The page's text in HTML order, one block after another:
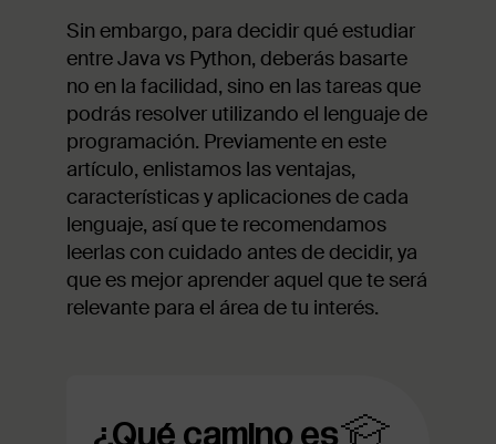
Sin embargo, para decidir qué estudiar
entre Java vs Python, deberás basarte
no en la facilidad, sino en las tareas que
podrás resolver utilizando el lenguaje de
programación. Previamente en este
artículo, enlistamos las ventajas,
características y aplicaciones de cada
lenguaje, así que te recomendamos
leerlas con cuidado antes de decidir, ya
que es mejor aprender aquel que te será
relevante para el área de tu interés.
¿Qué camino es